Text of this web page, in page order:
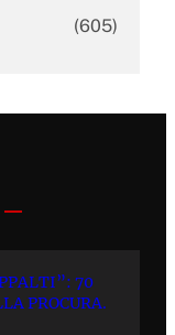
(605)
70
PROCURA.